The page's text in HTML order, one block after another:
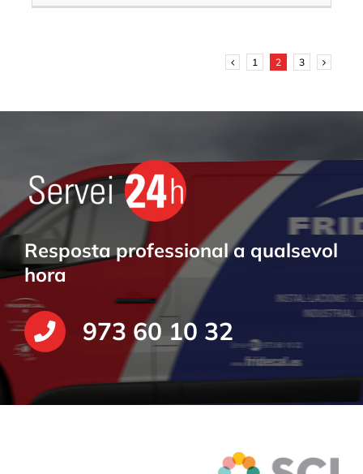
1 2 3
Resposta professional a qualsevol
hora
973 60 10 32